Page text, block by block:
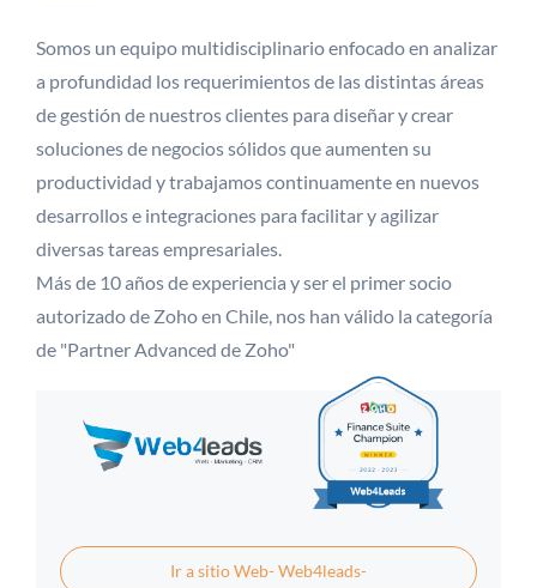
Somos un equipo multidisciplinario enfocado en analizar
a profundidad los requerimientos de las distintas áreas
de gestión de nuestros clientes para diseñar y crear
soluciones de negocios sólidos que aumenten su
productividad y trabajamos continuamente en nuevos
desarrollos e integraciones para facilitar y agilizar
diversas tareas empresariales.
Más de 10 años de experiencia y ser el primer socio
autorizado de Zoho en Chile, nos han válido la categoría
de "Partner Advanced de Zoho"
Ir a sitio Web- Web4leads-